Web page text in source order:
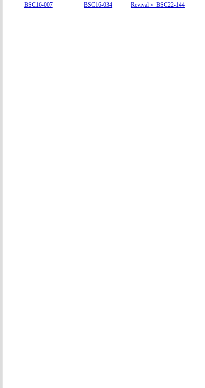
BSC16-007
BSC16-034
Revival＞ BSC22-144